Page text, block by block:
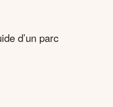
d’un parc